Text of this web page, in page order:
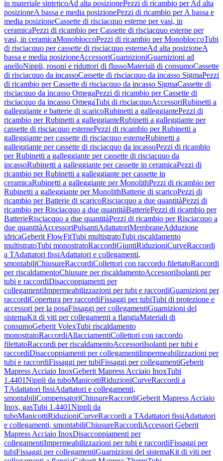
in materiale sinteticoAd alta posizionePezzi di ricambio per Ad alta
posizioneA bassa e media posizionePezzi di ricambio per A bassa e
media posizioneCassette di risciacquo esterne per vasi, in
ceramicaPezzi di ricambio per Cassette di risciacquo esterne per
vasi, in ceramicaMonobloccoPezzi di ricambio per MonobloccoTubi
di risciacquo per cassette di risciacquo esterneAd alta posizioneA
bassa e media posizioneAccessoriGuarnizioniGuarnizioni ad
anelloNippli, rosoni e riduttori di flussoMateriali di consumoCassette
di risciacquo da incassoCassette di risciacquo da incasso SigmaPezzi
di ricambio per Cassette di risciacquo da incasso SigmaCassette di
risciacquo da incasso OmegaPezzi di ricambio per Cassette di
risciacquo da incasso OmegaTubi di risciacquoAccessoriRubinetti a
galleggiante e batterie di scaricoRubinetti a galleggiantePezzi di
ricambio per Rubinetti a galleggianteRubinetti a galleggiante per
cassette di risciacquo esternePezzi di ricambio per Rubinetti a
galleggiante per cassette di risciacquo esterneRubinetti a
galleggiante per cassette di risciacquo da incassoPezzi di ricambio
per Rubinetti a galleggiante per cassette di risciacquo da
incassoRubinetti a galleggiante per cassette in ceramicaPezzi di
ricambio per Rubinetti a galleggiante per cassette in
ceramicaRubinetti a galleggiante per MonolithPezzi di ricambio per
Rubinetti a galleggiante per MonolithBatterie di scaricoPezzi di
ricambio per Batterie di scaricoRisciacquo a due quantitàPezzi di
ricambio per Risciacquo a due quantitàBatteriePezzi di ricambio per
BatterieRisciacquo a due quantitàPezzi di ricambio per Risciacquo a
due quantitàAccessoriPulsantiAdattatoriMembraneAdduzione
idricaGeberit FlowFitTubi multistratoTubi riscaldamento
multistratoTubi monostratoRaccordiGiuntiRiduzioniCurveRaccordi
a TAdattatori fissiAdattatori e collegamenti,
smontabiliChiusureRaccordiCollettori con raccordo filettatoRaccordi
per riscaldamentoChiusure per riscaldamentoAccessoriIsolanti per
tubi e raccordiDisaccoppiamenti per
collegamentiImpermeabilizzazioni per tubi e raccordiGuarnizioni per
raccordiCopertura per raccordiFissaggi per tubiTubi di protezione e
accessori per la posaFissaggi per collegamentiGuarnizioni del
sistemaKit di viti per collegamenti a flangiaMateriali di
consumoGeberit VolexTubi riscaldamento
monostratoRaccordiAllacciamentiCollettori con raccordo
filettatoRaccordi per riscaldamentoAccessoriIsolanti per tubi e
raccordiDisaccoppiamenti per collegamentiImpermeabilizzazioni per
tubi e raccordiFissaggi per tubiFissaggi per collegamentiGeberit
Mapress Acciaio InoxGeberit Mapress Acciaio InoxTubi
1.4401Nippli da tuboManicottiRiduzioniCurveRaccordi a
TAdattatori fissiAdattatori e collegamenti,
smontabiliCompensatoriChiusureRaccordiGeberit Mapress Acciaio
Inox, gasTubi 1.4401Nippli da
tuboManicottiRiduzioniCurveRaccordi a TAdattatori fissiAdattatori
e collegamenti, smontabiliChiusureRaccordiAccessori Geberit
Mapress Acciaio InoxDisaccoppiamenti per
collegamentiImpermeabilizzazioni per tubi e raccordiFissaggi per
tubiFissaggi per collegamentiGuarnizioni del sistemaKit di viti per